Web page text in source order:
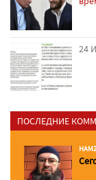
24
ПОСЛЕДНИЕ